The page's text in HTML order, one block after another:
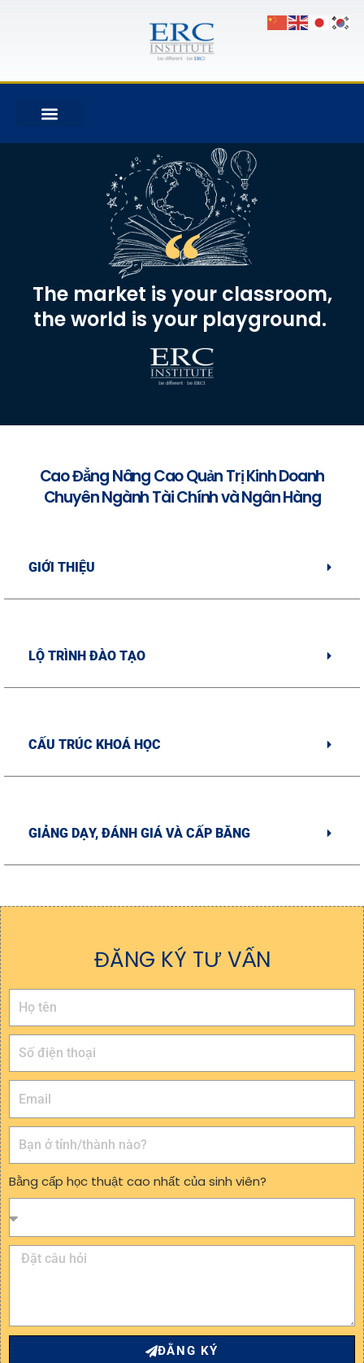
The market is your classroom,
the world is your playground. ​
Cao Đẳng Nâng Cao Quản Trị Kinh Doanh
Chuyên Ngành Tài Chính và Ngân Hàng
GIỚI THIỆU
LỘ TRÌNH ĐÀO TẠO
CẤU TRÚC KHOÁ HỌC
GIẢNG DẠY, ĐÁNH GIÁ VÀ CẤP BẰNG
ĐĂNG KÝ TƯ VẤN
Bằng cấp học thuật cao nhất của sinh viên?
ĐẰNG KÝ